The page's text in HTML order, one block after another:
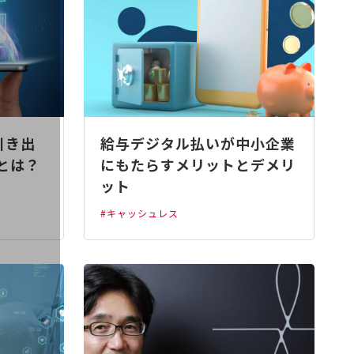
き出
は？
給与デジタル払いが中小企業
にもたらすメリットとデメリ
ット
#キャッシュレス